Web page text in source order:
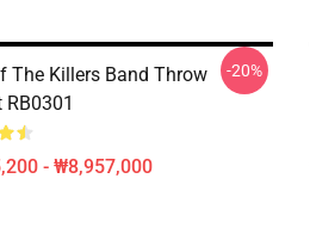
The Killers Band Throw
RB0301
- ₩8,957,000
-20%